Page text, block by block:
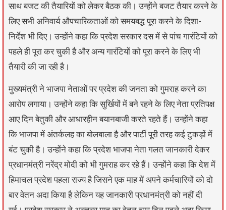
साथ बजट की तैयारियों को लेकर बैठक की। उन्होंने बजट तैयार करने के
लिए सभी अनिवार्य औपचारिकताओं को समयबद्ध पूरा करने के दिशा-
निर्देश भी दिए। उन्होंने कहा कि प्रदेश सरकार दस में से पांच गारंटियों को
पहले ही पूरा कर चुकी है और अन्य गारंटियों को पूरा करने के लिए भी
तैयारी की जा रही है।
मुख्यमंत्री ने भाजपा नेताओं पर प्रदेश की जनता को गुमराह करने का
आरोप लगाया। उन्होंने कहा कि सुर्खियों में बने रहने के लिए नेता प्रतिपक्ष
आए दिन बेतुकी और आधारहीन बयानबाजी करते रहते हैं। उन्होंने कहा
कि भाजपा में अंतर्कलह का बोलबाला है और पार्टी पूरी तरह कई टुकड़ों में
बंट चुकी है। उन्होंने कहा कि प्रदेश भाजपा नेता गलत जानकारी देकर
प्रधानमंत्री नरेंद्र मोदी को भी गुमराह कर रहे हैं। उन्होंने कहा कि देश में
हिमाचल प्रदेश पहला राज्य है जिसने एक माह में अपने कर्मचारियों को दो
बार वेतन अदा किया है लेकिन यह जानकारी प्रधानमंत्री को नहीं दी